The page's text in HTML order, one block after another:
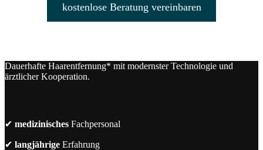
kostenlose Beratung vereinbaren
Dauerhafte Haarentfernung* mit modernster Technologie und
ärztlicher Kooperation.
✔ medizinisches Fachpersonal
✔ langjährige Erfahrung